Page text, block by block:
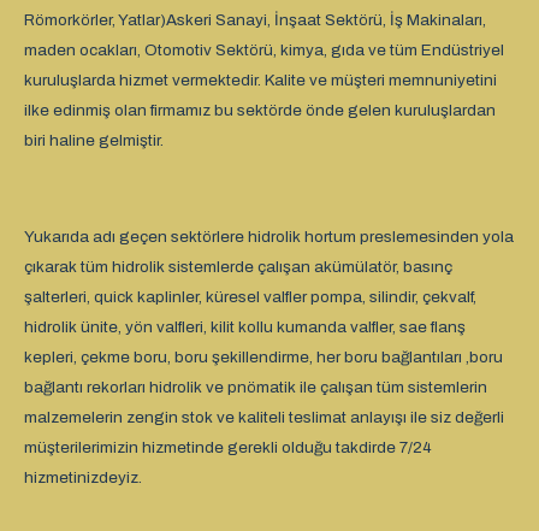
Römorkörler, Yatlar)Askeri Sanayi, İnşaat Sektörü, İş Makinaları,
maden ocakları, Otomotiv Sektörü, kimya, gıda ve tüm Endüstriyel
kuruluşlarda hizmet vermektedir. Kalite ve müşteri memnuniyetini
ilke edinmiş olan firmamız bu sektörde önde gelen kuruluşlardan
biri haline gelmiştir.
Yukarıda adı geçen sektörlere hidrolik hortum preslemesinden yola
çıkarak tüm hidrolik sistemlerde çalışan akümülatör, basınç
şalterleri, quick kaplinler, küresel valfler pompa, silindir, çekvalf,
hidrolik ünite, yön valfleri, kilit kollu kumanda valfler, sae flanş
kepleri, çekme boru, boru şekillendirme, her boru bağlantıları ,boru
bağlantı rekorları hidrolik ve pnömatik ile çalışan tüm sistemlerin
malzemelerin zengin stok ve kaliteli teslimat anlayışı ile siz değerli
müşterilerimizin hizmetinde gerekli olduğu takdirde 7/24
hizmetinizdeyiz.